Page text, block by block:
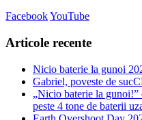
FacebookYouTube
Articole recente
Nicio baterie la gunoi
Gabriel, poveste de
„Nicio baterie la
peste 4 tone de baterii